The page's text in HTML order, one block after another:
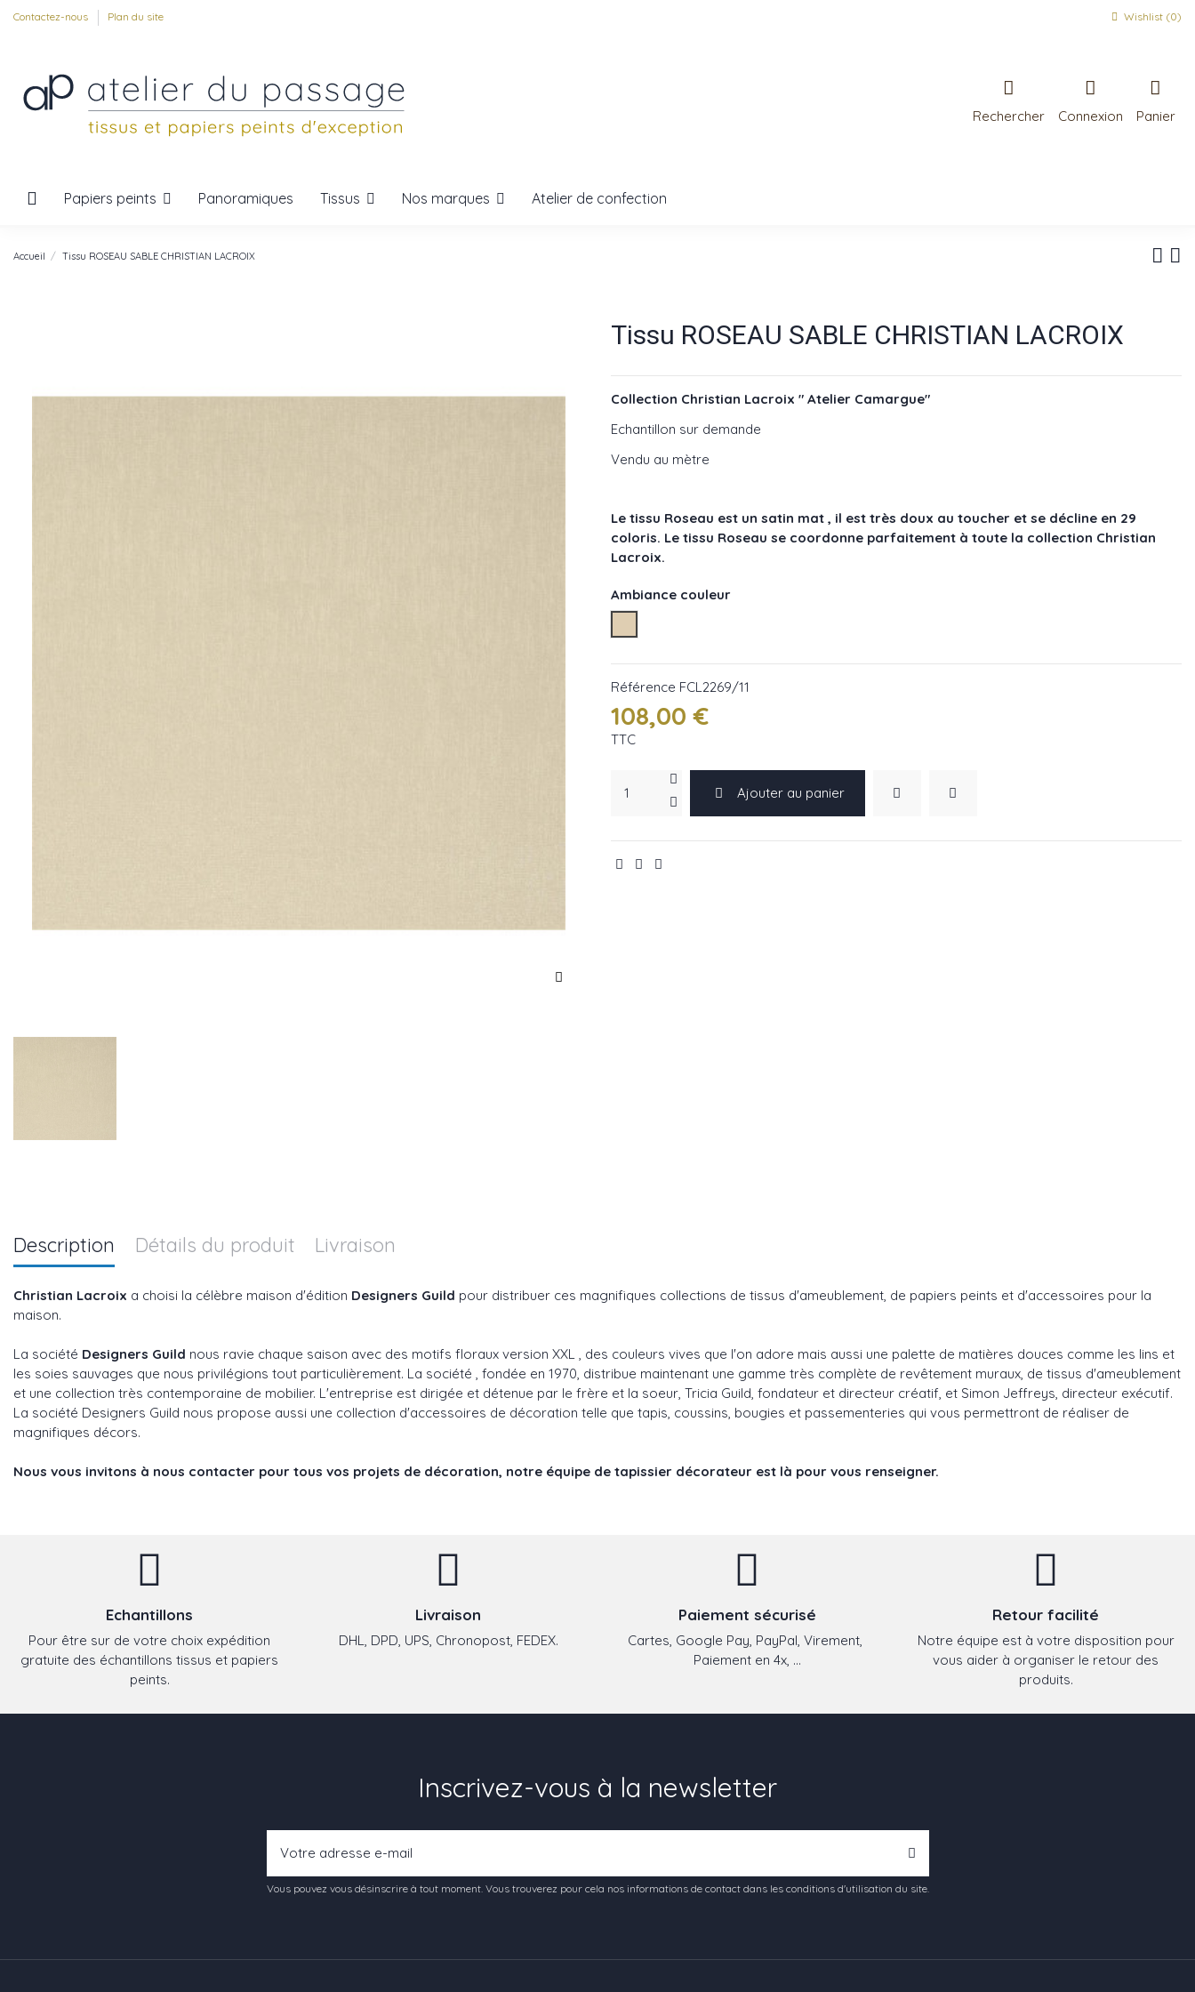
Contactez-nous Plan du site Wishlist (0)
Rechercher Connexion Panier
Papiers peints Panoramiques Tissus Nos marques Atelier de confection
Accueil Tissu ROSEAU SABLE CHRISTIAN LACROIX
Tissu ROSEAU SABLE CHRISTIAN LACROIX
Collection Christian Lacroix " Atelier Camargue"
Echantillon sur demande
Vendu au mètre
Le tissu Roseau est un satin mat , il est très doux au toucher et se décline en 29
coloris. Le tissu Roseau se coordonne parfaitement à toute la collection Christian
Lacroix.
Ambiance couleur
Référence FCL2269/11
108,00 €
TTC
Ajouter au panier
Description Détails du produit Livraison
Christian Lacroix a choisi la célèbre maison d'édition Designers Guild pour distribuer ces magnifiques collections de tissus d'ameublement, de papiers peints et d'accessoires pour la
maison.
La société Designers Guild nous ravie chaque saison avec des motifs floraux version XXL , des couleurs vives que l'on adore mais aussi une palette de matières douces comme les lins et
les soies sauvages que nous privilégions tout particulièrement. La société , fondée en 1970, distribue maintenant une gamme très complète de revêtement muraux, de tissus d'ameublement
et une collection très contemporaine de mobilier. L'entreprise est dirigée et détenue par le frère et la soeur, Tricia Guild, fondateur et directeur créatif, et Simon Jeffreys, directeur exécutif.
La société Designers Guild nous propose aussi une collection d'accessoires de décoration telle que tapis, coussins, bougies et passementeries qui vous permettront de réaliser de
magnifiques décors.
Nous vous invitons à nous contacter pour tous vos projets de décoration, notre équipe de tapissier décorateur est là pour vous renseigner.
Echantillons
Pour être sur de votre choix expédition
gratuite des échantillons tissus et papiers
peints.
Livraison
DHL, DPD, UPS, Chronopost, FEDEX.
Paiement sécurisé
Cartes, Google Pay, PayPal, Virement,
Paiement en 4x, ...
Retour facilité
Notre équipe est à votre disposition pour
vous aider à organiser le retour des
produits.
Inscrivez-vous à la newsletter
Vous pouvez vous désinscrire à tout moment. Vous trouverez pour cela nos informations de contact dans les conditions d'utilisation du site.